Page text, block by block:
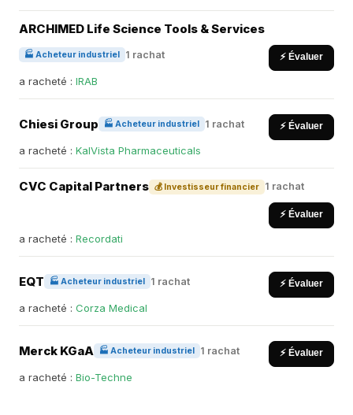
ARCHIMED Life Science Tools & Services
🏭 Acheteur industriel 1 rachat ⚡ Évaluer
a racheté : IRAB
Chiesi Group 🏭 Acheteur industriel 1 rachat ⚡ Évaluer
a racheté : KalVista Pharmaceuticals
CVC Capital Partners 💰 Investisseur financier 1 rachat
⚡ Évaluer
a racheté : Recordati
EQT 🏭 Acheteur industriel 1 rachat ⚡ Évaluer
a racheté : Corza Medical
Merck KGaA 🏭 Acheteur industriel 1 rachat ⚡ Évaluer
a racheté : Bio-Techne